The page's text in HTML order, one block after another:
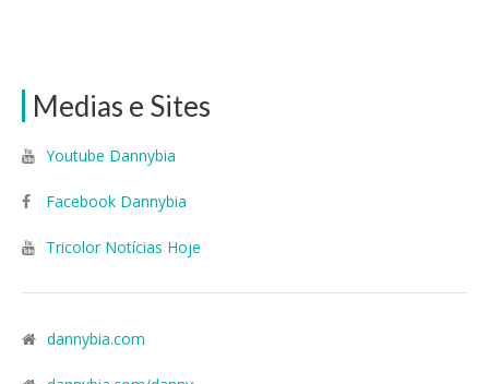
Medias e Sites
Youtube Dannybia
Facebook Dannybia
Tricolor Notícias Hoje
dannybia.com